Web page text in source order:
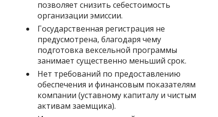
позволяет снизить себестоимость
организации эмиссии.
Государственная регистрация не
предусмотрена, благодаря чему
подготовка вексельной программы
занимает существенно меньший срок.
Нет требований по предоставлению
обеспечения и финансовым показателям
компании (уставному капиталу и чистым
активам заемщика).